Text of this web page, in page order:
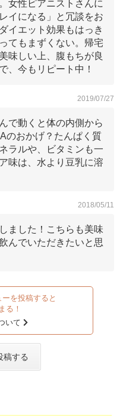
女性ピアニストさんに
イになる」と冗談をお
イエット効果もはっき
てもまずくない。帰宅
味しい上、腹もちが良
、今もリピート中！
2019/07/27
で動くと体の内側から
のおかげ？たんぱく質
ラルや、ビタミンも一
味は、水より豆乳に溶
2018/05/11
ました！こちらも美味
んでいただきたいと思
ーを投稿すると
る！
いて
稿する